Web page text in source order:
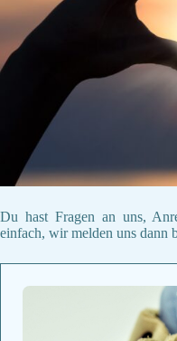
Du hast Fragen an uns,
einfach, wir melden uns dann